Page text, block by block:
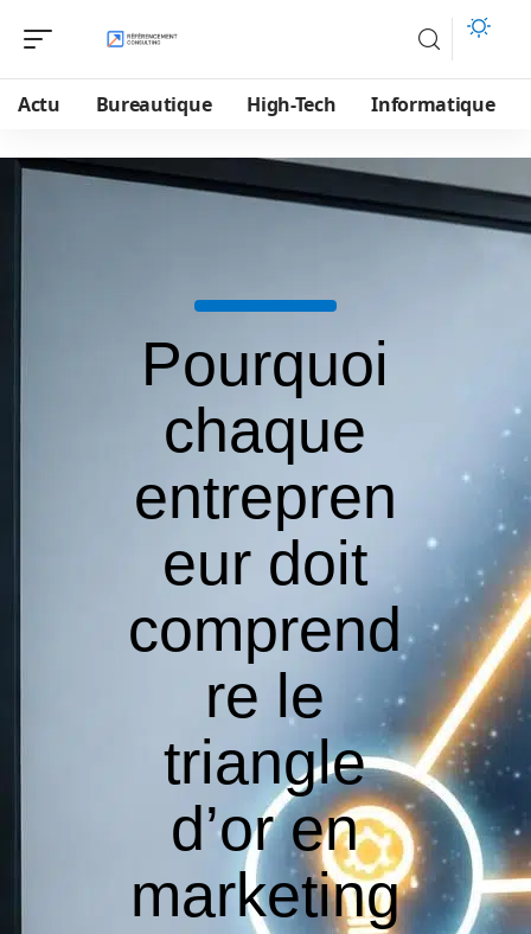
Actu Bureautique High-Tech Informatique
Pourquoi
chaque
entrepren
eur doit
comprend
re le
triangle
d’or en
marketing